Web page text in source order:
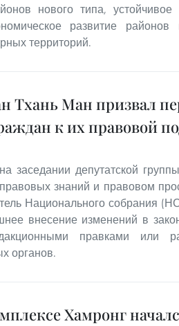
нового типа,
развитие районов
территорий.
Тхань Ман призвал
к их правовой
заседании депутатской
знаний и правовом
Национального собрания
внесение изменений в
правками или
органов.
Хамронг